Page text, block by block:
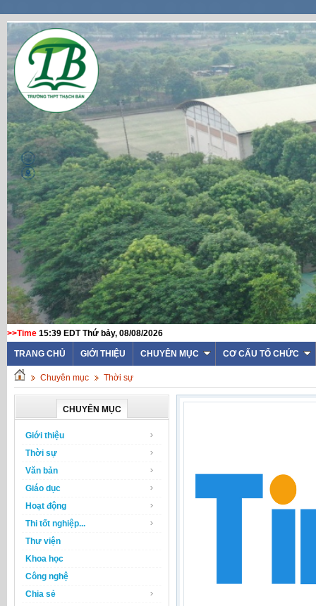
>>Time 15:39 EDT Thứ bảy, 08/08/2026
TRANG CHỦ GIỚI THIỆU CHUYÊN MỤC CƠ CẤU TỔ CHỨC
Chuyên mục Thời sự
CHUYÊN MỤC
Giới thiệu
Thời sự
Văn bản
Giáo dục
Hoạt động
Thi tốt nghiệp...
Thư viện
Khoa học
Công nghệ
Chia sẻ